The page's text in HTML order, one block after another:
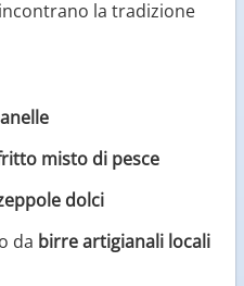
la tradizione
misto di pesce
dolci
da birre artigianali locali